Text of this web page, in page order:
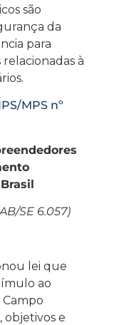
são
da
para
à
MPS nº
SE 6.057)
lei que
ao
objetivos e